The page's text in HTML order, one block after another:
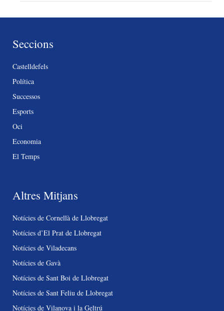
Seccions
Castelldefels
Política
Successos
Esports
Oci
Economia
El Temps
Altres Mitjans
Notícies de Cornellà de Llobregat
Notícies d’El Prat de Llobregat
Notícies de Viladecans
Notícies de Gavà
Notícies de Sant Boi de Llobregat
Notícies de Sant Feliu de Llobregat
Notícies de Vilanova i la Geltrú